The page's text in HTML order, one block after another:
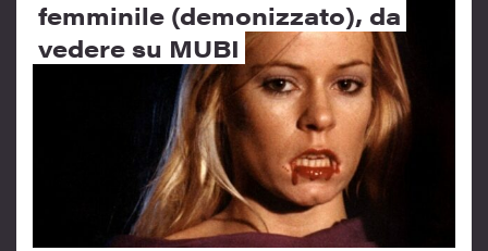
femminile (demonizzato), da
vedere su MUBI